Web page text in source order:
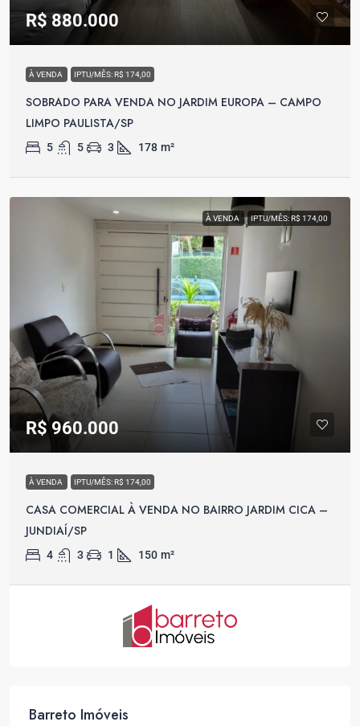
R$ 880.000
À VENDA IPTU/MÊS: R$ 174,00
SOBRADO PARA VENDA NO JARDIM EUROPA – CAMPO
LIMPO PAULISTA/SP
5 5 3 178 m²
À VENDA IPTU/MÊS: R$ 174,00
R$ 960.000
À VENDA IPTU/MÊS: R$ 174,00
CASA COMERCIAL À VENDA NO BAIRRO JARDIM CICA –
JUNDIAÍ/SP
4 3 1 150 m²
Barreto Imóveis